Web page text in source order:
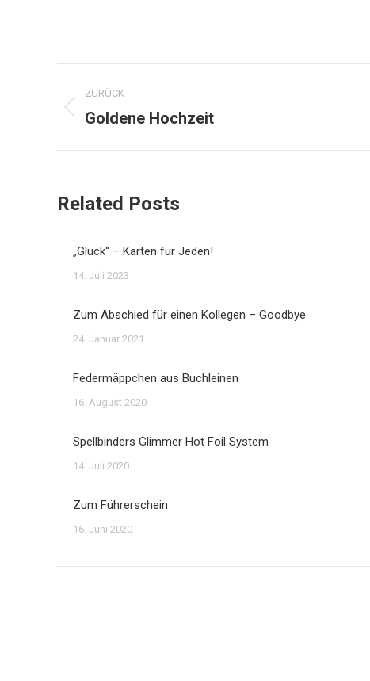
Kommentarnavigation
ZURÜCK
Vorheriger
Goldene Hochzeit
Related Posts
„Glück“ – Karten für Jeden!
14. Juli 2023
Zum Abschied für einen Kollegen – Goodbye
24. Januar 2021
Federmäppchen aus Buchleinen
16. August 2020
Spellbinders Glimmer Hot Foil System
14. Juli 2020
Zum Führerschein
16. Juni 2020